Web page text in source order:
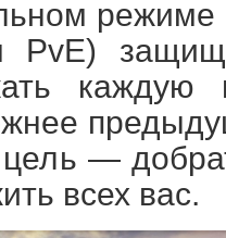
режиме
PvE)
каждую
—
всех вас.